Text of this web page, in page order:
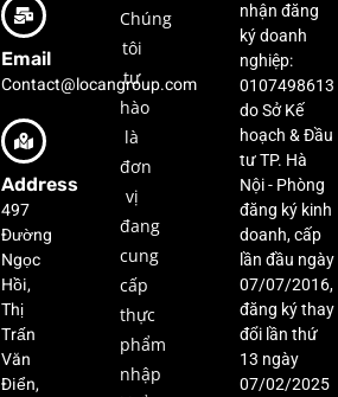
Email
Contact@locangroup.com
Address
497
Đường
Ngọc
Hồi,
Thị
Trấn
Văn
Điển,
Chúng
tôi
tự
hào
là
đơn
vị
đang
cung
cấp
thực
phẩm
nhập
nhận đăng
ký doanh
nghiệp:
0107498613
do Sở Kế
hoạch & Đầu
tư TP. Hà
Nội - Phòng
đăng ký kinh
doanh, cấp
lần đầu ngày
07/07/2016,
đăng ký thay
đổi lần thứ
13 ngày
07/02/2025